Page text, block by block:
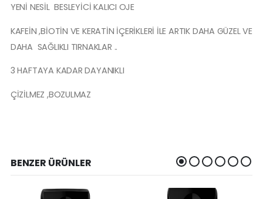
YENİ NESİL BESLEYİCİ KALICI OJE
KAFEİN ,BİOTİN VE KERATİN İÇERİKLERİ İLE ARTIK DAHA GÜZEL VE
DAHA SAĞLIKLI TIRNAKLAR ..
3 HAFTAYA KADAR DAYANIKLI
ÇİZİLMEZ ,BOZULMAZ
BENZER ÜRÜNLER